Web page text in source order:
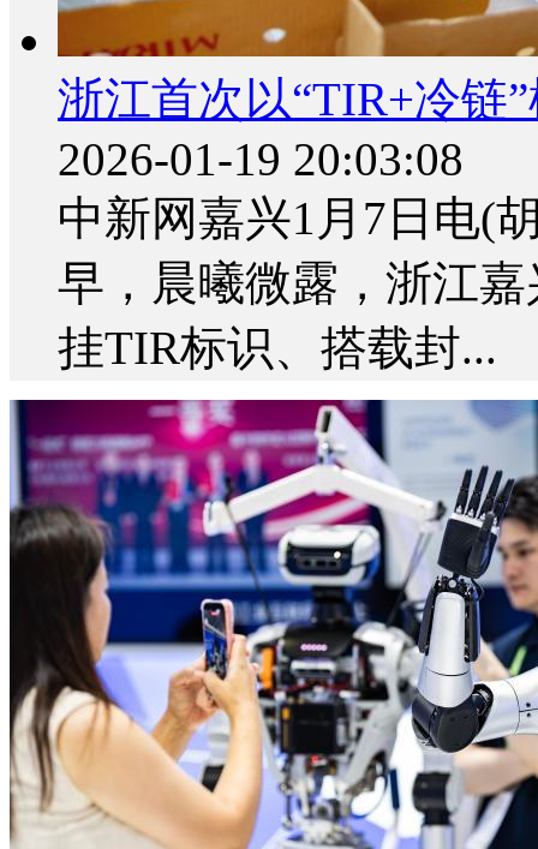
浙江首次以“TIR+冷链
2026-01-19 20:03:08
中新网嘉兴1月7日电(
早，晨曦微露，浙江
挂TIR标识、搭载封...